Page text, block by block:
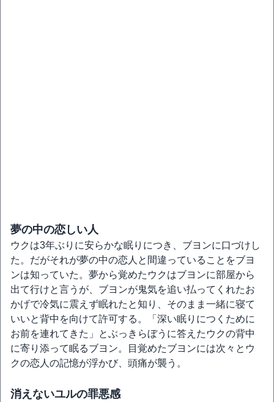
夢の中の恋しい人
ウクは3年ぶりに安らかな眠りにつき、ブヨンに口づけし
た。だがそれが夢の中の恋人と間違っていることをブヨ
ンは知っていた。夢から覚めたウクはブヨンに部屋から
出て行けと言うが、ブヨンが鬼気を追い払ってくれたお
かげで冷気に震えず眠れたと知り、そのまま一緒に寝て
いいと背中を向けて許可する。「深い眠りにつくために
お前を連れてきた」とぶっきらぼうに答えたウクの背中
に寄り添って眠るブヨン。目覚めたブヨンには次々とウ
クの恋人の記憶が浮かび、頭痛が襲う。
消えないユルの罪悪感